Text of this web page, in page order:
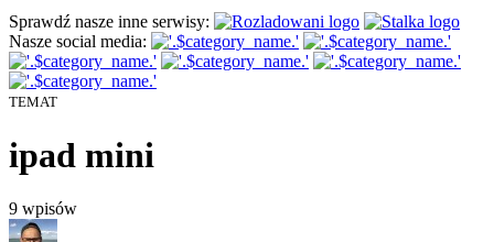
Sprawdź nasze inne serwisy:
Nasze social media:
TEMAT
ipad mini
9 wpisów